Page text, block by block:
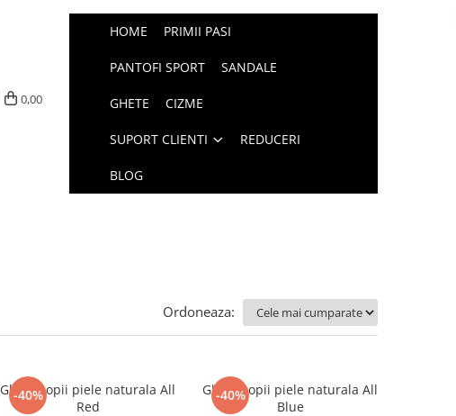
0,00
HOME PRIMII PASI
PANTOFI SPORT SANDALE
GHETE CIZME
SUPORT CLIENTI REDUCERI
BLOG
Ordoneaza:
-40%
Ghete copii piele naturala All
Red
-40%
Ghete copii piele naturala All
Blue